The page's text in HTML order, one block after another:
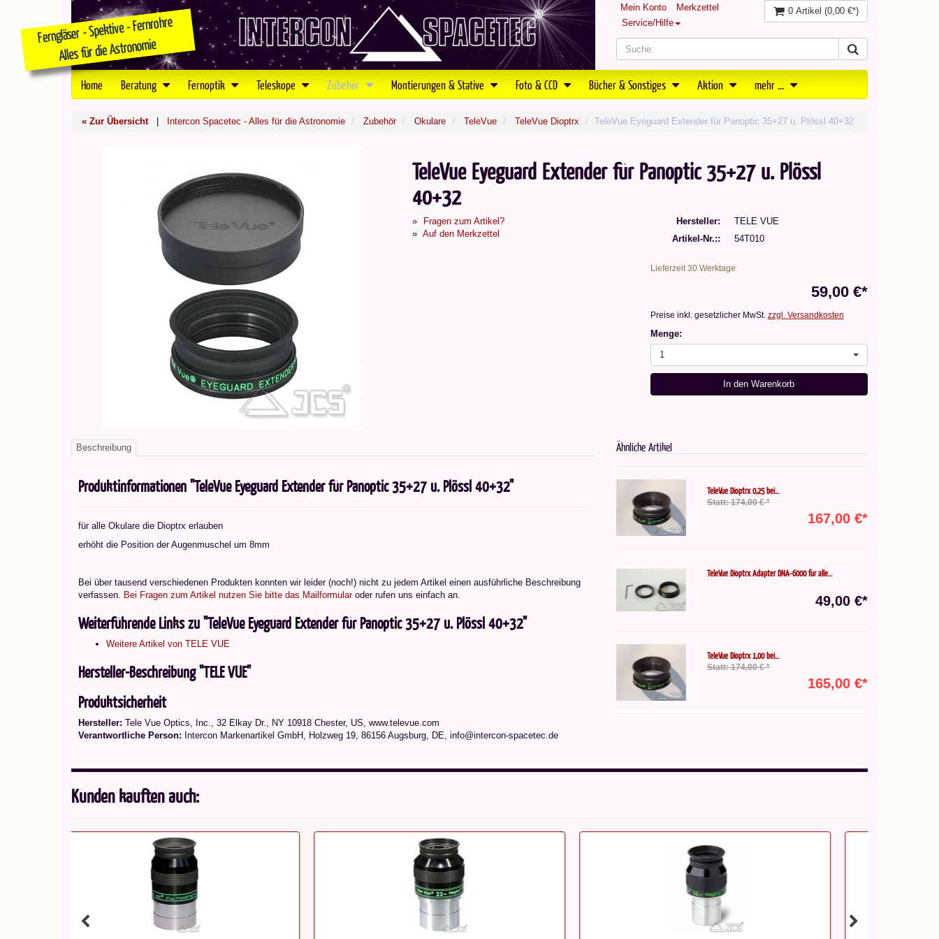
Mein Konto
Merkzettel
Service/Hilfe
0 Artikel (0,00 €*)
Home Beratung Fernoptik Teleskope Zubehör Montierungen & Stative Foto & CCD Bücher & Sonstiges Aktion mehr ...
« Zur Übersicht| Intercon Spacetec - Alles für die Astronomie Zubehör Okulare TeleVue TeleVue Dioptrx TeleVue Eyeguard Extender für Panoptic 35+27 u. Plössl 40+32
TeleVue Eyeguard Extender für Panoptic 35+27 u. Plössl
40+32
Fragen zum Artikel?
Auf den Merkzettel
Hersteller
TELE VUE
Artikel-Nr.:
54T010
Lieferzeit 30 Werktage
59,00 €*
Preise inkl. gesetzlicher MwSt. zzgl. Versandkosten
Menge:
1
In den Warenkorb
Beschreibung
Produktinformationen "TeleVue Eyeguard Extender für Panoptic 35+27 u. Plössl 40+32"
für alle Okulare die Dioptrx erlauben
erhöht die Position der Augenmuschel um 8mm
Bei über tausend verschiedenen Produkten konnten wir leider (noch!) nicht zu jedem Artikel einen ausführliche Beschreibung
verfassen. Bei Fragen zum Artikel nutzen Sie bitte das Mailformularoder rufen uns einfach an.
Weiterführende Links zu "TeleVue Eyeguard Extender für Panoptic 35+27 u. Plössl 40+32"
Weitere Artikel von TELE VUE
Hersteller-Beschreibung "TELE VUE"
Produktsicherheit
Hersteller: Tele Vue Optics, Inc., 32 Elkay Dr., NY 10918 Chester, US, www.televue.com
Verantwortliche Person: Intercon Markenartikel GmbH, Holzweg 19, 86156 Augsburg, DE, info@intercon-spacetec.de
Ähnliche Artikel
TeleVue Dioptrx 0,25 bei...
Statt: 174,00 € *
167,00 €*
TeleVue Dioptrx Adapter DNA-6000 für alle...
49,00 €*
TeleVue Dioptrx 1,00 bei...
Statt: 174,00 € *
165,00 €*
Kunden kauften auch: